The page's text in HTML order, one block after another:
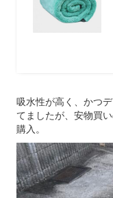
吸水性が高く、かつ
てましたが、安物買
購入。